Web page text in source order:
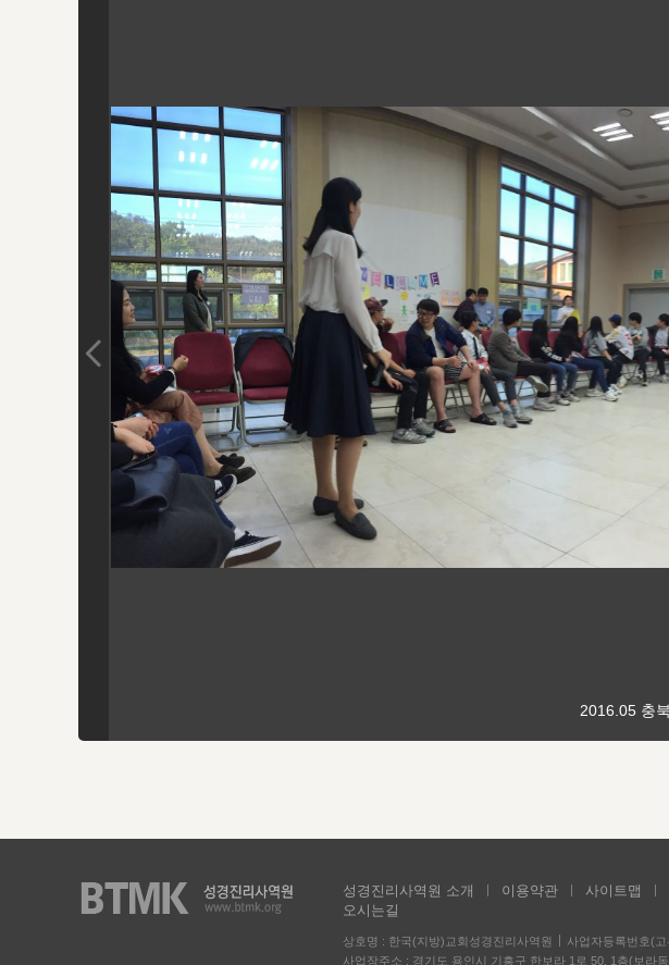
2016.05 충
성경진리사역원 소개 이용약관 사이트맵
오시는길
상호명 : 한국(지방)교회성경진리사역원 사업자등록번호(
사업장주소 : 경기도 용인시 기흥구 한보라 1로 50, 1층(보라